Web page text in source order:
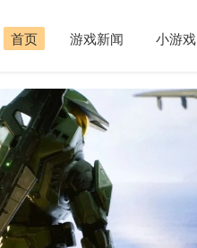
首页 游戏新闻 小游戏